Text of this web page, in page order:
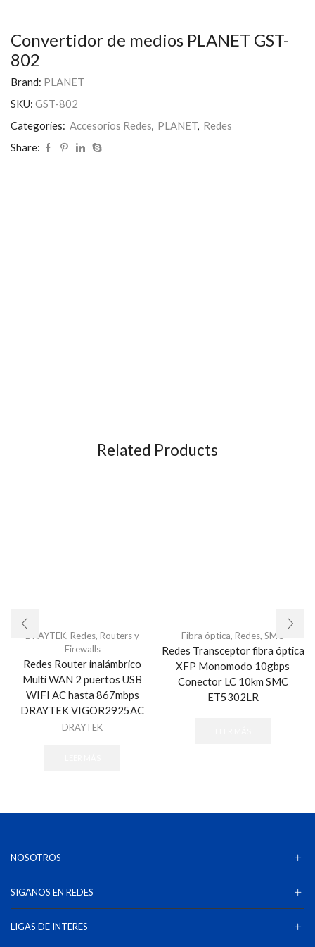
Convertidor de medios PLANET GST-
802
Brand: PLANET
SKU: GST-802
Categories: Accesorios Redes, PLANET, Redes
Share:
Related Products
DRAYTEK, Redes, Routers y
Firewalls
Redes Router inalámbrico
Multi WAN 2 puertos USB
WIFI AC hasta 867mbps
DRAYTEK VIGOR2925AC
DRAYTEK
Fibra óptica, Redes, SMC
Redes Transceptor fibra óptica
XFP Monomodo 10gbps
Conector LC 10km SMC
ET5302LR
NOSOTROS
SIGANOS EN REDES
LIGAS DE INTERES